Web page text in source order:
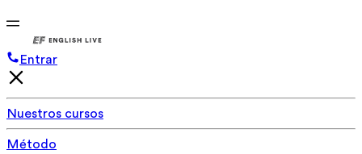
Entrar
Nuestros cursos
Método